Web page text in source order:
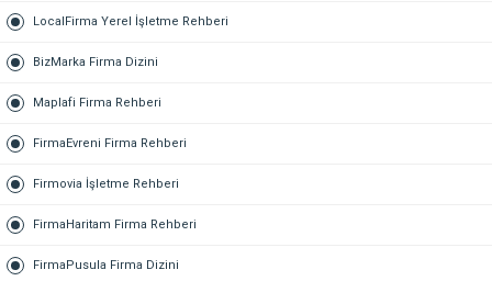
LocalFirma Yerel İşletme Rehberi
BizMarka Firma Dizini
Maplafi Firma Rehberi
FirmaEvreni Firma Rehberi
Firmovia İşletme Rehberi
FirmaHaritam Firma Rehberi
FirmaPusula Firma Dizini